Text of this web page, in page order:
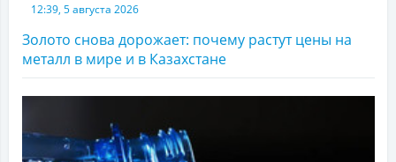
12:39, 5 августа 2026
Золото снова дорожает: почему растут цены на
металл в мире и в Казахстане